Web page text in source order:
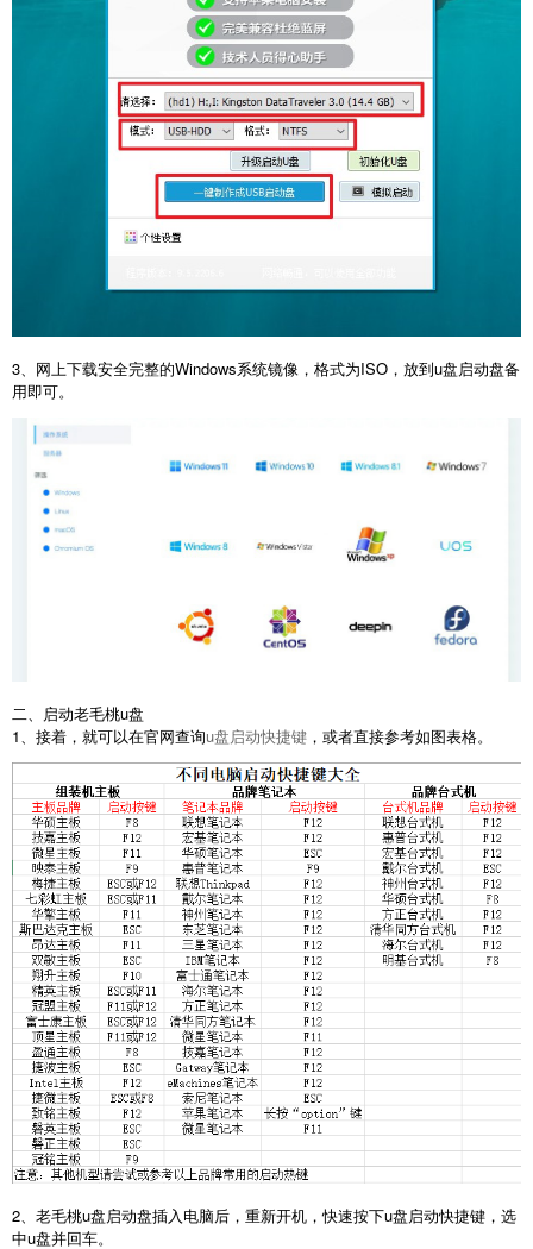
3、网上下载安全完整的Windows系统镜像，格式为ISO，放到u盘启动盘备
用即可。
二、启动老毛桃u盘
1、接着，就可以在官网查询u盘启动快捷键 ，或者直接参考如图表格。
2、老毛桃u盘启动盘插入电脑后，重新开机，快速按下u盘启动快捷键，选
中u盘并回车。